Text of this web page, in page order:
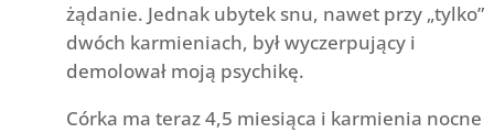
żądanie. Jednak ubytek snu, nawet przy „tylko”
dwóch karmieniach, był wyczerpujący i
demolował moją psychikę.
Córka ma teraz 4,5 miesiąca i karmienia nocne